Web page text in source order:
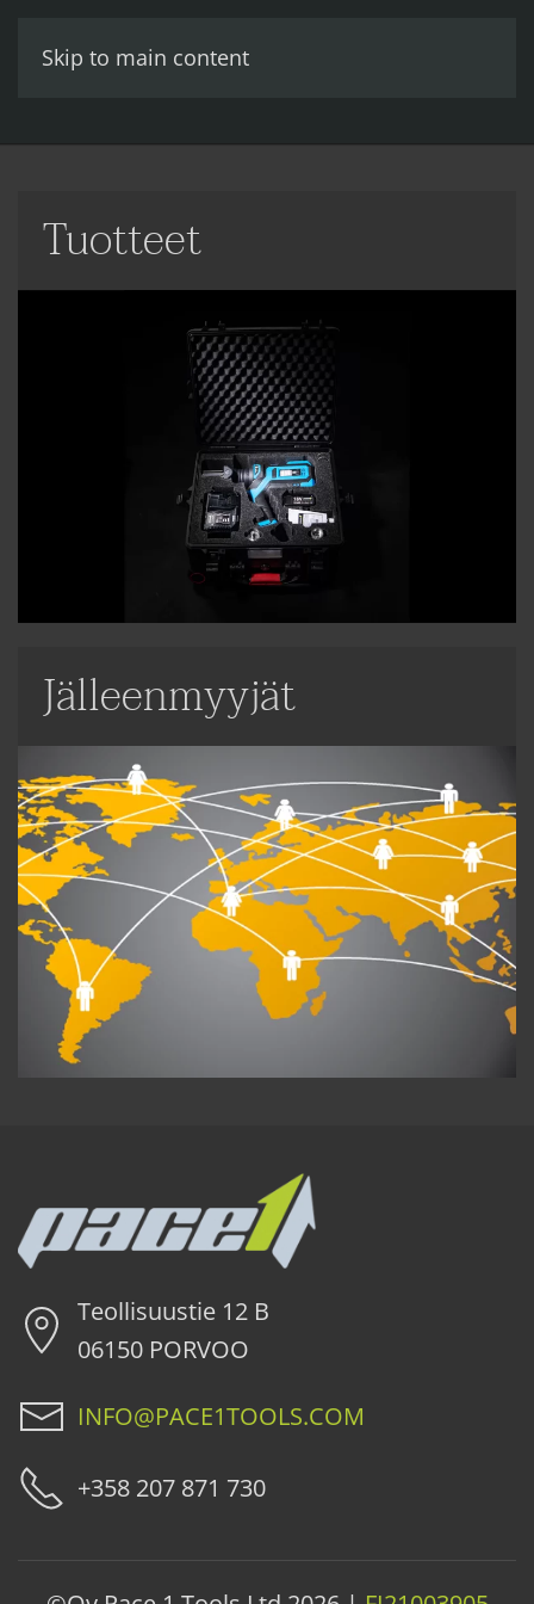
Skip to main content
Tuotteet
Jälleenmyyjät
Teollisuustie 12 B
06150 PORVOO
INFO@PACE1TOOLS.COM
+358 207 871 730